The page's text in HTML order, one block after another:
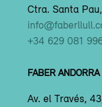
Ctra. Santa
+34 629 081
FABER ANDORRA
Av. el Través,